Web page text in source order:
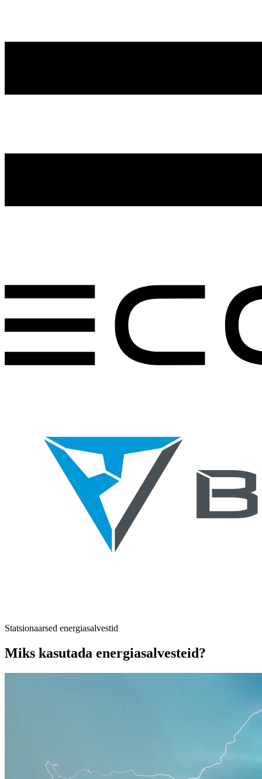
Statsionaarsed energiasalvestid
Miks kasutada energiasalvesteid?